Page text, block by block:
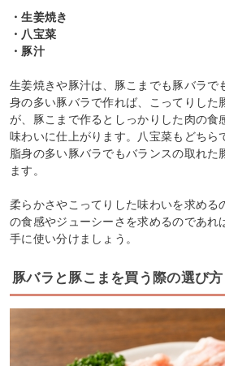
・生姜焼き
・八宝菜
・豚汁
生姜焼きや豚汁は、豚こまでも豚バラで
身の多い豚バラで作れば、こってりした
が、豚こまで作るとしっかりした肉の食
味わいに仕上がります。八宝菜もどちら
脂身の多い豚バラでもバランスの取れた
ます。
柔らかさやこってりした味わいを求める
の食感やジューシーさを求めるのであれ
手に使い分けましょう。
豚バラと豚こまを買う際の選び方